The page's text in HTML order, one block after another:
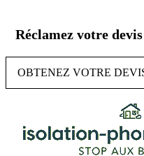
contenu
Réclamez votre
OBTENEZ VOTRE